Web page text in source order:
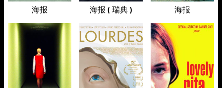
海报 海报 ( 瑞典 ) 海报